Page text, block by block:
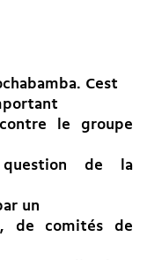
Cest
le groupe
de la
un
de comités de